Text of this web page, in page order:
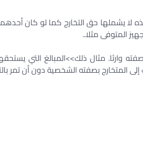
لا يشملها حق التخارج كما لو كان
المتوفى مثلا..
مثال ذلك>>المبالغ التي
المتخارج بصفته الشخصية دون أن تمر